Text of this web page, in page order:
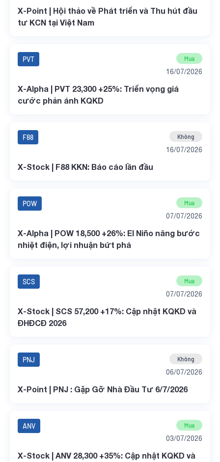
X-Point | Hội thảo về Phát triển và Thu hút đầu
tư KCN tại Việt Nam
PVT Mua
16/07/2026
X-Alpha | PVT 23,300 +25%: Triển vọng giá
cước phản ánh KQKD
F88 Không
16/07/2026
X-Stock | F88 KKN: Báo cáo lần đầu
POW Mua
07/07/2026
X-Alpha | POW 18,500 +26%: El Niño nâng bước
nhiệt điện, lợi nhuận bứt phá
SCS Mua
07/07/2026
X-Stock | SCS 57,200 +17%: Cập nhật KQKD và
ĐHĐCĐ 2026
PNJ Không
06/07/2026
X-Point | PNJ : Gặp Gỡ Nhà Đầu Tư 6/7/2026
ANV Mua
03/07/2026
X-Stock | ANV 28,300 +35%: Cập nhật KQKD và